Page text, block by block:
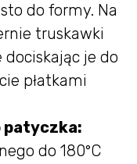
do formy. Na
truskawki
je do
płatkami
patyczka:
do 180°C